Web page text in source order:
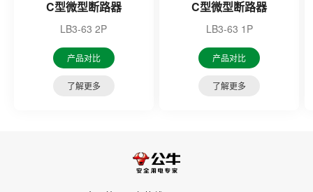
C型微型断路器
LB3-63 2P
产品对比
了解更多
C型微型断路器
LB3-63 1P
产品对比
了解更多